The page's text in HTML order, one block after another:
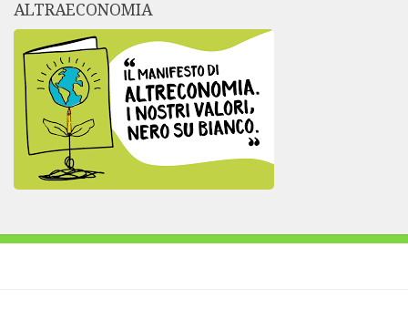
ALTRAECONOMIA